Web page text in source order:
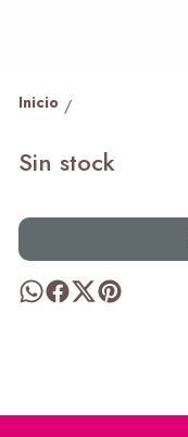
Inicio /
Sin stock